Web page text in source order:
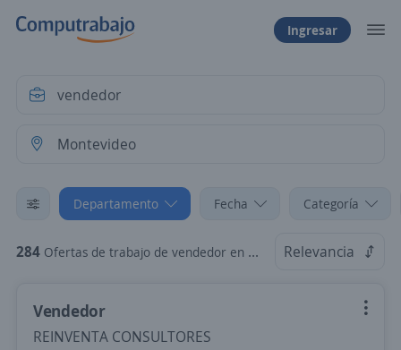
Ingresar
Departamento Fecha Categoría
284 Ofertas de trabajo de vendedor en Montevideo Relevancia
Vendedor
REINVENTA CONSULTORES